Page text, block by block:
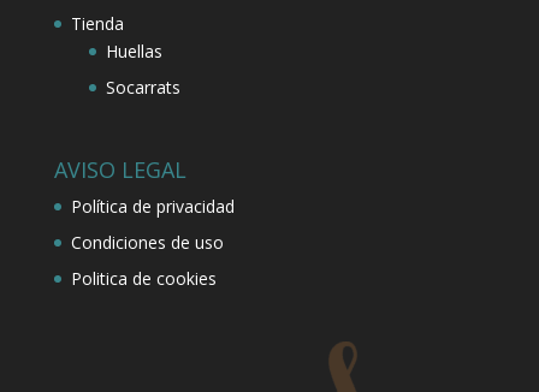
Tienda
Huellas
Socarrats
AVISO LEGAL
Política de privacidad
Condiciones de uso
Politica de cookies